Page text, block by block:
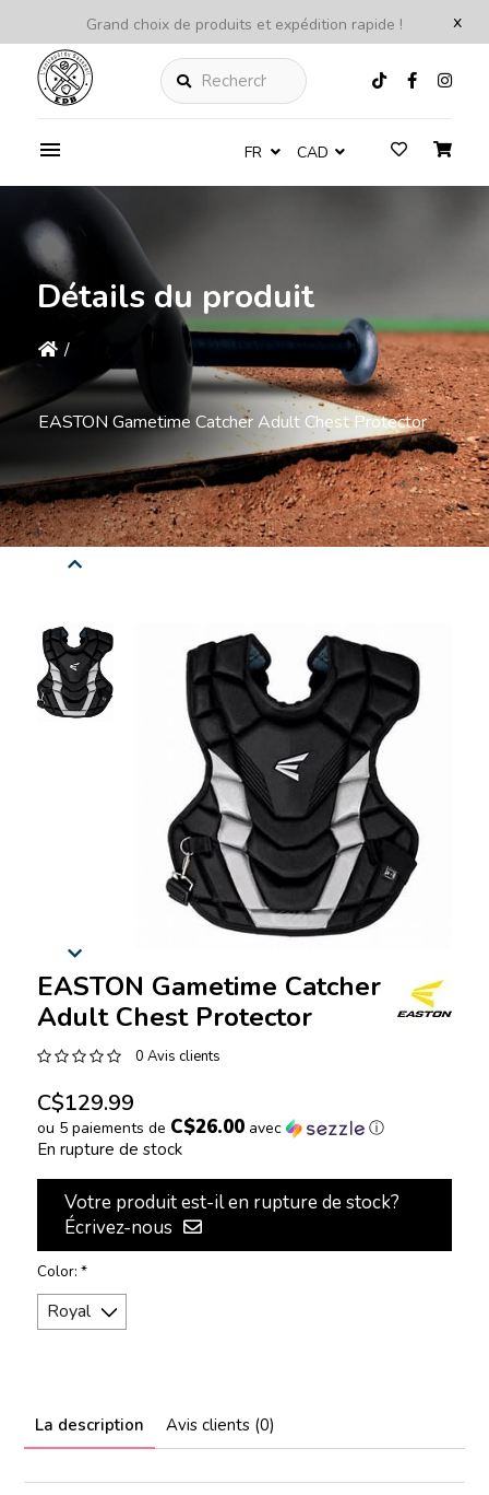
x
Grand choix de produits et expédition rapide !
Rechercher
FR CAD
Détails du produit
/
EASTON Gametime Catcher Adult Chest Protector
EASTON Gametime Catcher
Adult Chest Protector
0 Avis clients
C$129.99
ou 5 paiements de C$26.00avec ⓘ
En rupture de stock
Votre produit est-il en rupture de stock?
Écrivez-nous
Color: *
La description Avis clients (0)